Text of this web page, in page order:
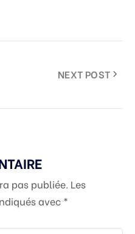
NEXT POST
pas publiée. Les
avec *